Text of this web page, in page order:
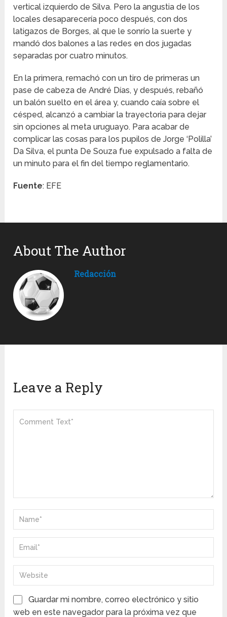
vertical izquierdo de Silva. Pero la angustia de los
locales desaparecería poco después, con dos
latigazos de Borges, al que le sonrío la suerte y
mandó dos balones a las redes en dos jugadas
separadas por cuatro minutos.
En la primera, remachó con un tiro de primeras un
pase de cabeza de André Días, y después, rebañó
un balón suelto en el área y, cuando caía sobre el
césped, alcanzó a cambiar la trayectoria para dejar
sin opciones al meta uruguayo. Para acabar de
complicar las cosas para los pupilos de Jorge ‘Polilla’
Da Silva, el punta De Souza fue expulsado a falta de
un minuto para el fin del tiempo reglamentario.
Fuente: EFE
About The Author
Redacción
Leave a Reply
Guardar mi nombre, correo electrónico y sitio
web en este navegador para la próxima vez que